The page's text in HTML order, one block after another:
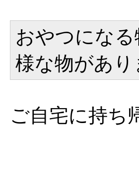
おやつにな
様な物があり
ご自宅に持ち